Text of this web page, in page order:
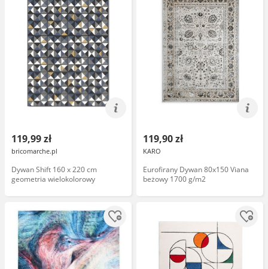
119,99 zł
bricomarche.pl
Dywan Shift 160 x 220 cm
geometria wielokolorowy
119,90 zł
KARO
Eurofirany Dywan 80x150 Viana
beżowy 1700 g/m2